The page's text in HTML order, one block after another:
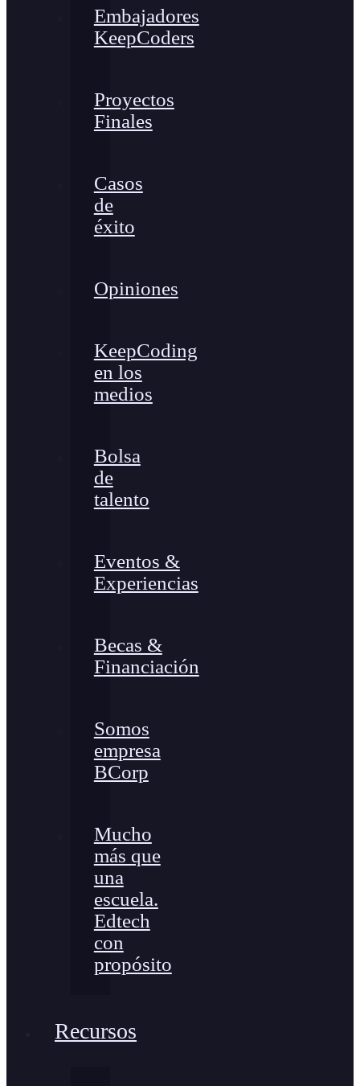
Embajadores
KeepCoders
Proyectos
Finales
Casos
de
éxito
Opiniones
KeepCoding
en los
medios
Bolsa
de
talento
Eventos &
Experiencias
Becas &
Financiación
Somos
empresa
BCorp
Mucho
más que
una
escuela.
Edtech
con
propósito
Recursos